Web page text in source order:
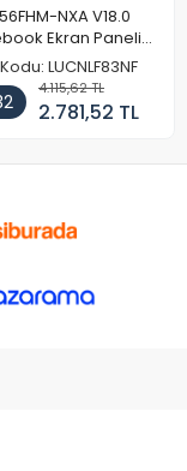
NXA V18.0
Ekran Paneli
144Hz
LUCNLF83NF
4.115,62 TL
2.781,52 TL